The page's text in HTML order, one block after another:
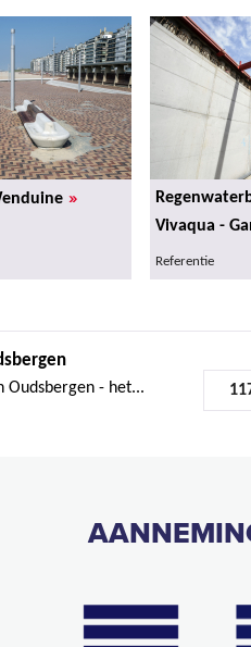
»
Vivaqua -
Referentie
Oudsbergen - het...